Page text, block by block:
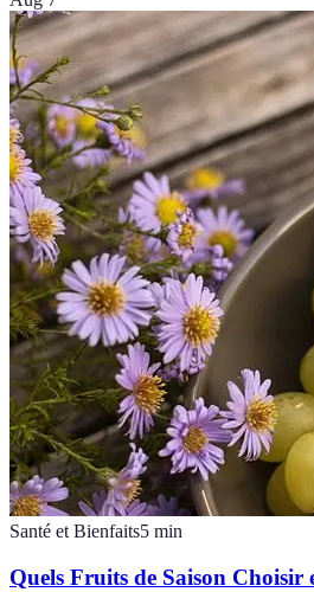
Santé et Bienfaits5 min
Quels Fruits de Saison